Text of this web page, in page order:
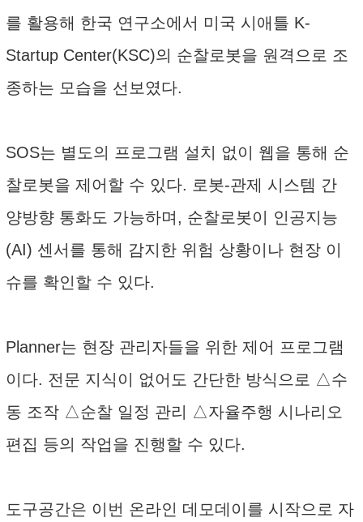
를 활용해 한국 연구소에서 미국 시애틀 K-
Startup Center(KSC)의 순찰로봇을 원격으로 조
종하는 모습을 선보였다.
SOS는 별도의 프로그램 설치 없이 웹을 통해 순
찰로봇을 제어할 수 있다. 로봇-관제 시스템 간
양방향 통화도 가능하며, 순찰로봇이 인공지능
(AI) 센서를 통해 감지한 위험 상황이나 현장 이
슈를 확인할 수 있다.
Planner는 현장 관리자들을 위한 제어 프로그램
이다. 전문 지식이 없어도 간단한 방식으로 △수
동 조작 △순찰 일정 관리 △자율주행 시나리오
편집 등의 작업을 진행할 수 있다.
도구공간은 이번 온라인 데모데이를 시작으로 자